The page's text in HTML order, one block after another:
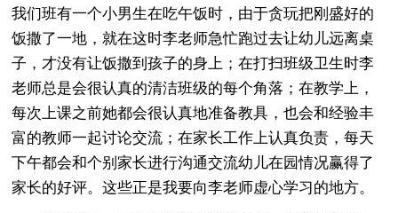
我们班有一个小男生在吃午饭时，由于贪玩把刚盛好的
饭撒了一地，就在这时李老师急忙跑过去让幼儿远离桌
子，才没有让饭撒到孩子的身上；在打扫班级卫生时李
老师总是会很认真的清洁班级的每个角落；在教学上，
每次上课之前她都会很认真地准备教具，也会和经验丰
富的教师一起讨论交流；在家长工作上认真负责，每天
下午都会和个别家长进行沟通交流幼儿在园情况赢得了
家长的好评。这些正是我要向李老师虚心学习的地方。